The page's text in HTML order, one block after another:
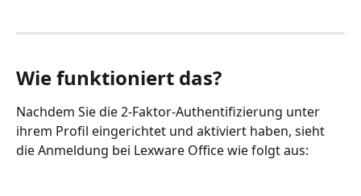
Wie funktioniert das?
Nachdem Sie die 2-Faktor-Authentifizierung unter
ihrem Profil eingerichtet und aktiviert haben, sieht
die Anmeldung bei Lexware Office wie folgt aus: